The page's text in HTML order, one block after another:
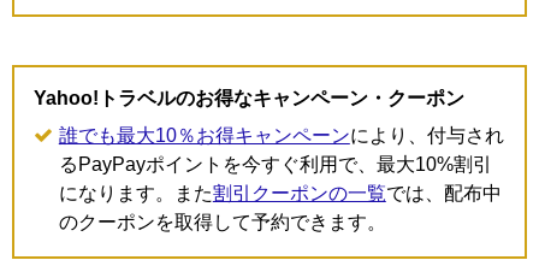
Yahoo!トラベルのお得なキャンペーン・クーポン
誰でも最大10％お得キャンペーンにより、付与され
るPayPayポイントを今すぐ利用で、最大10%割引
になります。また割引クーポンの一覧では、配布中
のクーポンを取得して予約できます。